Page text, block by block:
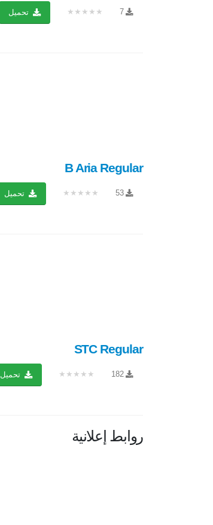
7
★★★★★ تحميل
B Aria Regular
53
★★★★★ تحميل
STC Regular
182
★★★★★ تحميل
روابط إعلانية